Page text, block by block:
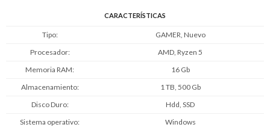
CARACTERÍSTICAS
Tipo
GAMER, Nuevo
Procesador
AMD, Ryzen 5
Memoria RAM
16 Gb
Almacenamiento
1 TB, 500 Gb
Disco Duro
Hdd, SSD
Sistema operativo
Windows